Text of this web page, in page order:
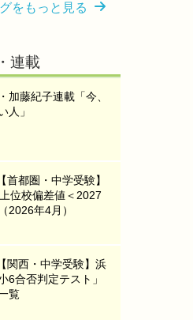
をもっと見る
連載
加藤紀子連載「今、
人」
首都圏・中学受験】
位校偏差値＜2027
2026年4月）
関西・中学受験】浜
6合否判定テスト」
覧